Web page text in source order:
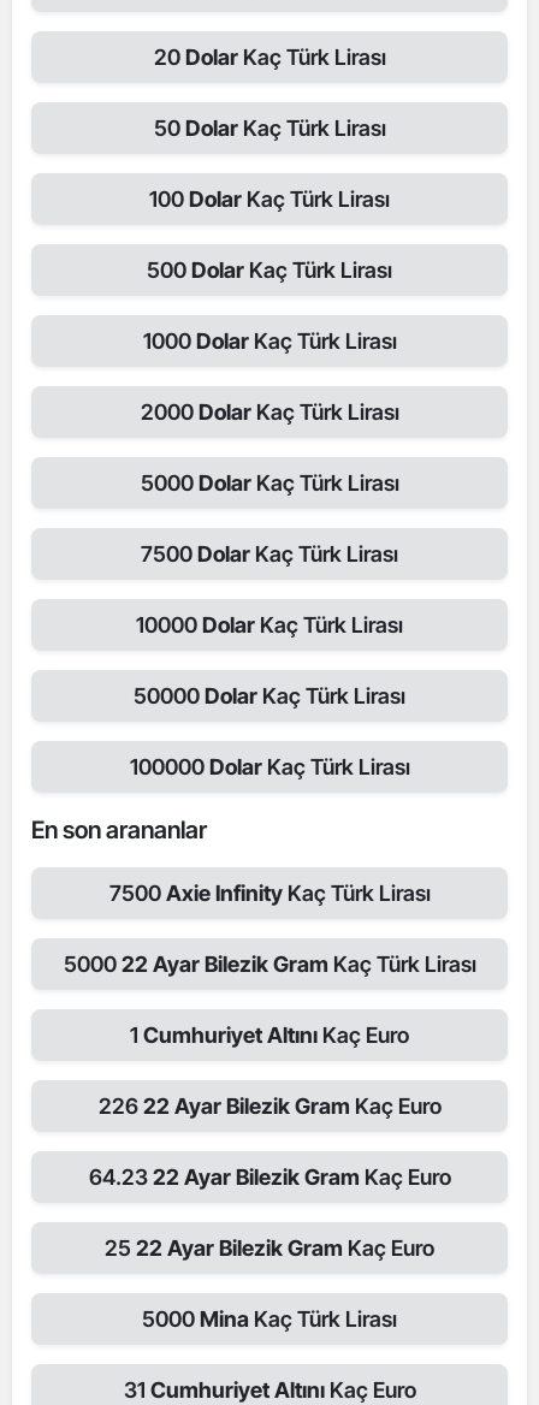
20DolarKaç Türk Lirası
50DolarKaç Türk Lirası
100Dolar Kaç Türk Lirası
500Dolar Kaç Türk Lirası
1000DolarKaç Türk Lirası
2000DolarKaç Türk Lirası
5000DolarKaç Türk Lirası
7500Dolar Kaç Türk Lirası
10000Dolar Kaç Türk Lirası
50000Dolar Kaç Türk Lirası
100000DolarKaç Türk Lirası
En son arananlar
7500Axie Infinity Kaç Türk Lirası
500022 Ayar Bilezik Gram Kaç Türk Lirası
1 Cumhuriyet Altını Kaç Euro
22622 Ayar Bilezik Gram Kaç Euro
64.2322 Ayar Bilezik Gram Kaç Euro
25 22 Ayar Bilezik Gram Kaç Euro
5000Mina Kaç Türk Lirası
31 Cumhuriyet AltınıKaç Euro